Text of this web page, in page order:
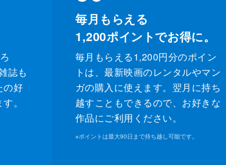
誌も
の好
。
毎月もらえる
1,200ポイントでお得に。
毎月もらえる1,200円分のポイン
トは、最新映画のレンタルやマン
ガの購入に使えます。翌月に持ち
越すこともできるので、お好きな
作品にご利用ください。
※ポイントは最大90日まで持ち越し可能です。